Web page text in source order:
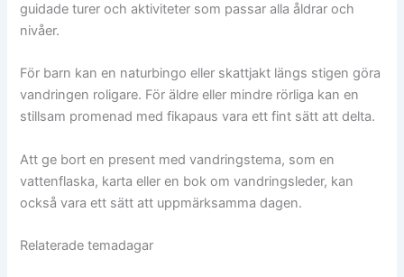
guidade turer och aktiviteter som passar alla åldrar och
nivåer.
För barn kan en naturbingo eller skattjakt längs stigen göra
vandringen roligare. För äldre eller mindre rörliga kan en
stillsam promenad med fikapaus vara ett fint sätt att delta.
Att ge bort en present med vandringstema, som en
vattenflaska, karta eller en bok om vandringsleder, kan
också vara ett sätt att uppmärksamma dagen.
Relaterade temadagar